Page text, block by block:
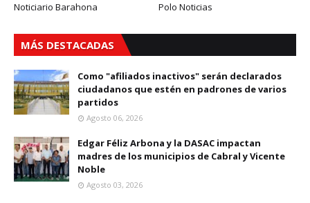
Noticiario Barahona
Polo Noticias
MÁS DESTACADAS
Como "afiliados inactivos" serán declarados
ciudadanos que estén en padrones de varios
partidos
Agosto 06, 2026
Edgar Féliz Arbona y la DASAC impactan
madres de los municipios de Cabral y Vicente
Noble
Agosto 03, 2026